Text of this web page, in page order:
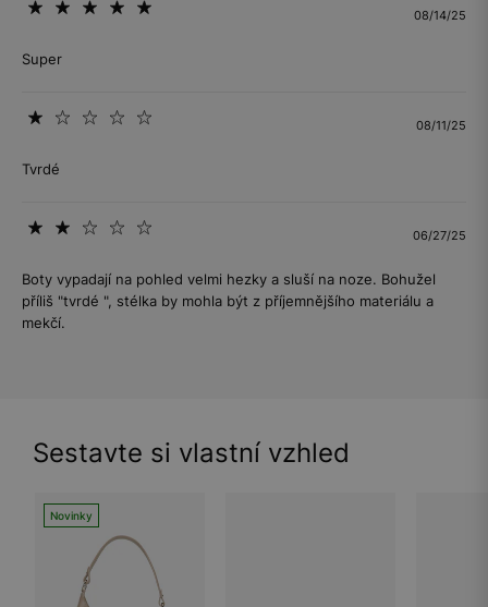
08/14/25
Super
08/11/25
Tvrdé
06/27/25
Boty vypadají na pohled velmi hezky a sluší na noze. Bohužel
příliš "tvrdé ", stélka by mohla být z příjemnějšího materiálu a
mekčí.
Sestavte si vlastní vzhled
Novinky